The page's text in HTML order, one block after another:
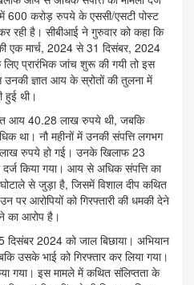
600 करोड़ रुपये के एससी/एसटी पोस्ट
कर रही है। सीबीआई ने गुरुवार को कहा कि
एक मार्च, 2024 से 31 दिसंबर, 2024
प्रारंभिक जांच शुरू की गयी तो इस
ज्ञात आय के स्रोतों की तुलना में
थी।
आय 40.28 लाख रुपये थी, जबकि
था। नौ महीनों में उनकी संपत्ति लगभग
रुपये हो गई। उनके खिलाफ 23
किया गया। आय से अधिक संपत्ति का
घोटाले से जुड़ा है, जिसमें विशाल दीप कथित
आरोपियों को गिरफ्तारी की धमकी देने
का आरोप है।
2024 को जाल बिछाया। अभियान
उसके भाई को गिरफ्तार कर लिया गया।
गया। इस मामले में कथित संलिप्तता के